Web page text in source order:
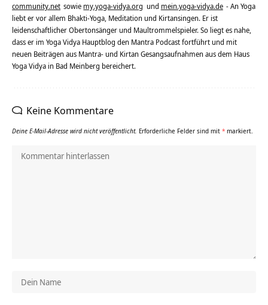
community.net sowie my.yoga-vidya.org und mein.yoga-vidya.de - An Yoga
liebt er vor allem Bhakti-Yoga, Meditation und Kirtansingen. Er ist
leidenschaftlicher Obertonsänger und Maultrommelspieler. So liegt es nahe,
dass er im Yoga Vidya Hauptblog den Mantra Podcast fortführt und mit
neuen Beiträgen aus Mantra- und Kirtan Gesangsaufnahmen aus dem Haus
Yoga Vidya in Bad Meinberg bereichert.
Keine Kommentare
Deine E-Mail-Adresse wird nicht veröffentlicht. Erforderliche Felder sind mit * markiert.